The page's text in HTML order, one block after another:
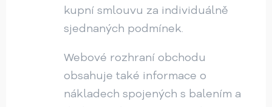
kupní smlouvu za individuálně
sjednaných podmínek.
Webové rozhraní obchodu
obsahuje také informace o
nákladech spojených s balením a